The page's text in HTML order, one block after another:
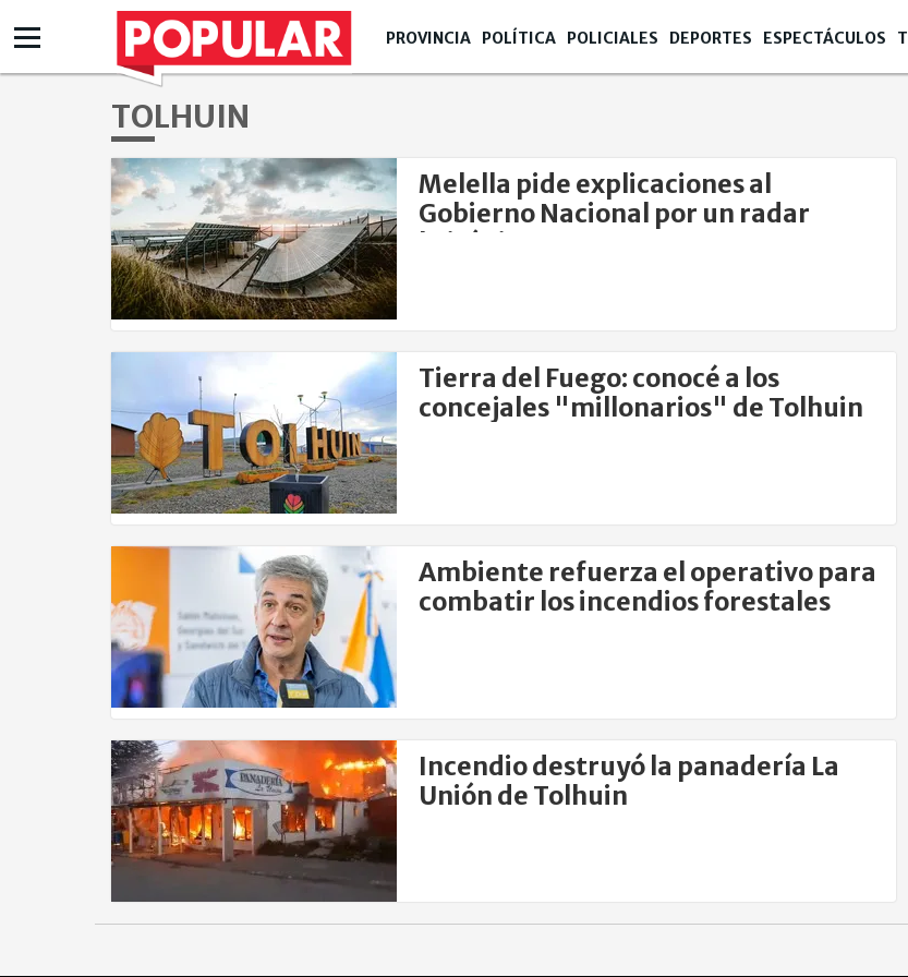
PROVINCIA POLÍTICA POLICIALES DEPORTES ESPECTÁCULOS
TOLHUIN
Melella pide explicaciones al
Gobierno Nacional por un radar
británico
Tierra del Fuego: conocé a los
concejales "millonarios" de Tolhuin
Ambiente refuerza el operativo para
combatir los incendios forestales
Incendio destruyó la panadería La
Unión de Tolhuin